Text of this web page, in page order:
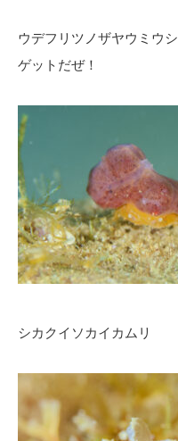
ウデフリツノザヤウミウシ
ゲットだぜ！
シカクイソカイカムリ